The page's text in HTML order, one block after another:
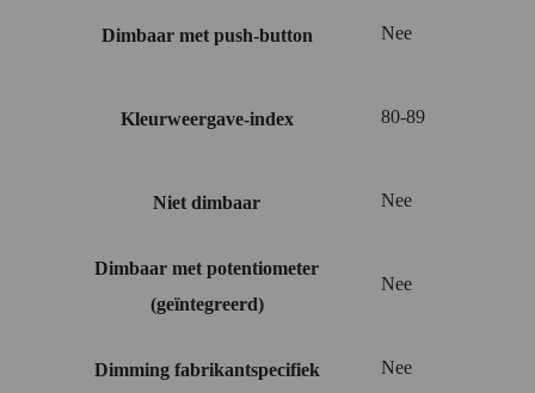
Dimbaar met push-button Nee
Kleurweergave-index 80-89
Niet dimbaar Nee
Dimbaar met potentiometer
(geïntegreerd)
Nee
Dimming fabrikantspecifiek Nee